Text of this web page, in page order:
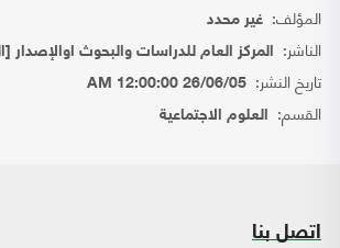
المؤلف: غير محدد
الناشر: المركز العام للدراسات والبحوث اوالإصدار
تاريخ النشر: 26/06/05 12:00:00 AM
القسم: العلوم الاجتماعية
اتصل بنا